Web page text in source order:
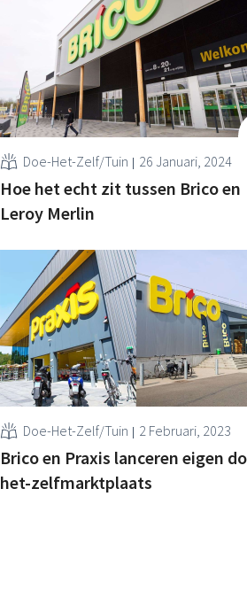
Doe-Het-Zelf/Tuin 26 Januari, 2024
Hoe het echt zit tussen Brico en
Leroy Merlin
Doe-Het-Zelf/Tuin 2 Februari, 2023
Brico en Praxis lanceren eigen
het-zelfmarktplaats